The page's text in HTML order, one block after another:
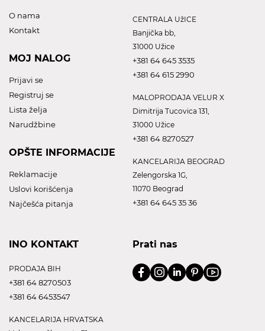
O nama
Kontakt
MOJ NALOG
Prijavi se
Registruj se
Lista želja
Narudžbine
OPŠTE INFORMACIJE
Reklamacije
Uslovi korišćenja
Najčešća pitanja
CENTRALA UžICE
Banjička bb,
31000 Užice
+381 64 645 3535
+381 64 615 2990
MALOPRODAJA VELUR X
Dimitrija Tucovica 131,
31000 Užice
+381 64 8270527
KANCELARIJA BEOGRAD
Zelengorska 1G,
11070 Beograd
+381 64 645 35 36
INO KONTAKT
PRODAJA BIH
+381 64 8270503
+381 64 6453547
KANCELARIJA HRVATSKA
Prati nas